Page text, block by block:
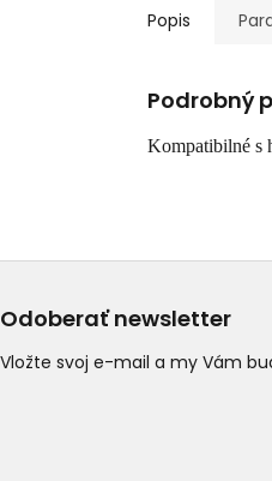
Popis
Podrobný
Kompatibilné s
Odoberať newsletter
Vložte svoj e-mail a my Vám